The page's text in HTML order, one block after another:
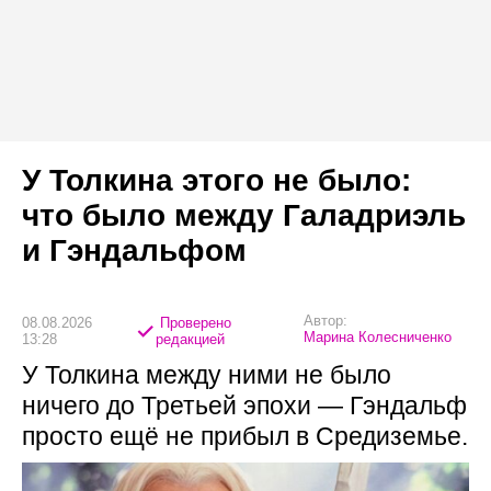
У Толкина этого не было:
что было между Галадриэль
и Гэндальфом
08.08.2026
13:28
Проверено
редакцией
Автор:
Марина Колесниченко
У Толкина между ними не было
ничего до Третьей эпохи — Гэндальф
просто ещё не прибыл в Средиземье.